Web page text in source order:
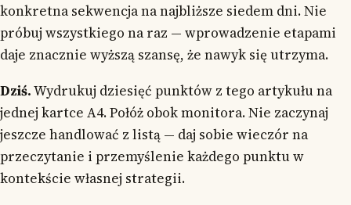
konkretna sekwencja na najbliższe siedem dni. Nie
próbuj wszystkiego na raz — wprowadzenie etapami
daje znacznie wyższą szansę, że nawyk się utrzyma.
Dziś.Wydrukuj dziesięć punktów z tego artykułu na
jednej kartce A4. Połóż obok monitora. Nie zaczynaj
jeszcze handlować z listą — daj sobie wieczór na
przeczytanie i przemyślenie każdego punktu w
kontekście własnej strategii.